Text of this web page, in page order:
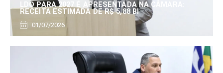
LDO PARA 2027 É APRESENTADA NA CÂMARA:
RECEITA ESTIMADA DE R$ 5,88 BI
01/07/2026